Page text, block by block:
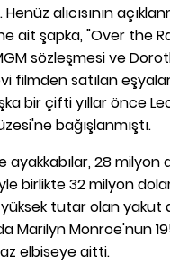
alıcısının
ait şapka, "Over the
sözleşmesi ve
filmden satılan
bir çifti yıllar önce
bağışlanmıştı.
ayakkabılar, 28
birlikte 32 milyon
tutar olan yakut
Marilyn Monroe'nun
elbiseye aitti.